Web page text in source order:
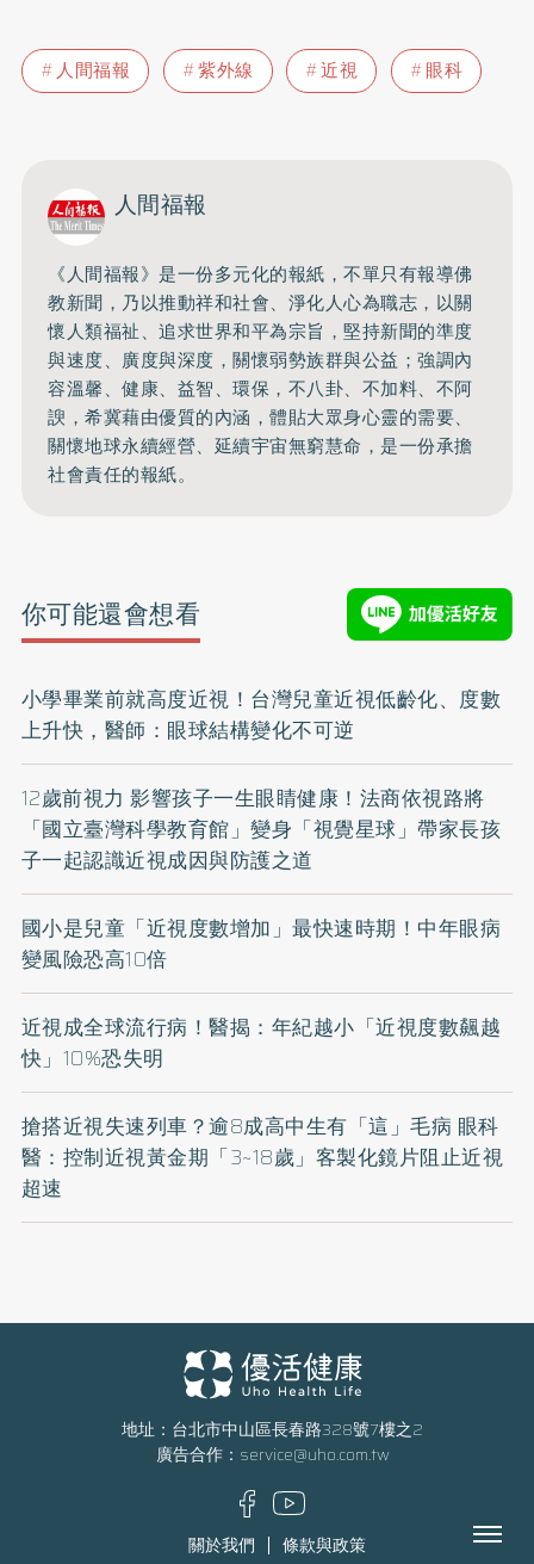
人間福報 紫外線 近視 眼科
人間福報
《人間福報》是一份多元化的報紙，不單只有報導佛
教新聞，乃以推動祥和社會、淨化人心為職志，以關
懷人類福祉、追求世界和平為宗旨，堅持新聞的準度
與速度、廣度與深度，關懷弱勢族群與公益；強調內
容溫馨、健康、益智、環保，不八卦、不加料、不阿
諛，希冀藉由優質的內涵，體貼大眾身心靈的需要、
關懷地球永續經營、延續宇宙無窮慧命，是一份承擔
社會責任的報紙。
你可能還會想看
小學畢業前就高度近視！台灣兒童近視低齡化、度數
上升快，醫師：眼球結構變化不可逆
12歲前視力 影響孩子一生眼睛健康！法商依視路將
「國立臺灣科學教育館」變身「視覺星球」帶家長孩
子一起認識近視成因與防護之道
國小是兒童「近視度數增加」最快速時期！中年眼病
變風險恐高10倍
近視成全球流行病！醫揭：年紀越小「近視度數飆越
快」10%恐失明
搶搭近視失速列車？逾8成高中生有「這」毛病 眼科
醫：控制近視黃金期「3~18歲」客製化鏡片阻止近視
超速
地址：台北市中山區長春路328號7樓之2
廣告合作： service@uho.com.tw
關於我們 條款與政策 Menu